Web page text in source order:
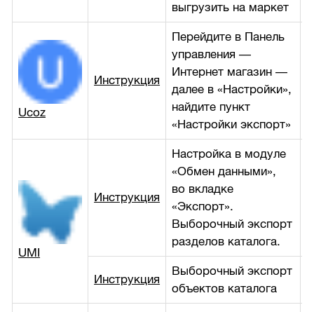
выгрузить на маркет
Ucoz
Инструкция
Перейдите в Панель
управления —
Интернет магазин —
далее в «Настройки»,
найдите пункт
«Настройки экспорт»
UMI
Инструкция
Настройка в модуле
«Обмен данными»,
во вкладке
«Экспорт».
Выборочный экспорт
разделов каталога.
Инструкция
Выборочный экспорт
объектов каталога